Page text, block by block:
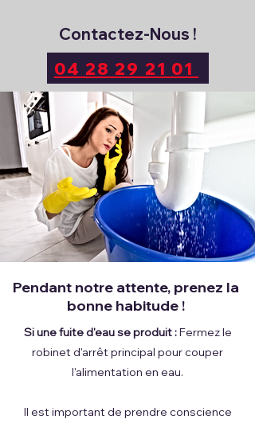
Contactez-Nous !
04 28 29 21 01
Pendant notre attente, prenez la
bonne habitude !
Si une fuite d'eau se produit :Fermez le
robinet d'arrêt principal pour couper
l'alimentation en eau.
Il est important de prendre conscience